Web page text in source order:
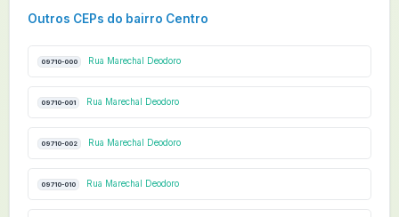
Outros CEPs do bairro Centro
09710-000 Rua Marechal Deodoro
09710-001 Rua Marechal Deodoro
09710-002 Rua Marechal Deodoro
09710-010 Rua Marechal Deodoro